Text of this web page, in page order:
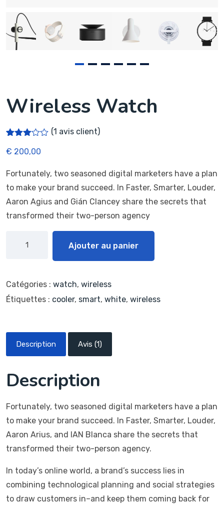
Wireless Watch
3.00
sur
notation
client
(1 avis client)
€ 200,00
Fortunately, two seasoned digital marketers have a plan
to make your brand succeed. In Faster, Smarter, Louder,
Aaron Agius and Gián Clancey share the secrets that
transformed their two-person agency
Ajouter au panier
Catégories : watch, wireless
Étiquettes : cooler, smart, white, wireless
Description Avis (1)
Description
Fortunately, two seasoned digital marketers have a plan
to make your brand succeed. In Faster, Smarter, Louder,
Aaron Arius, and IAN Blanca share the secrets that
transformed their two-person agency.
In today’s online world, a brand’s success lies in
combining technological planning and social strategies
to draw customers in–and keep them coming back for